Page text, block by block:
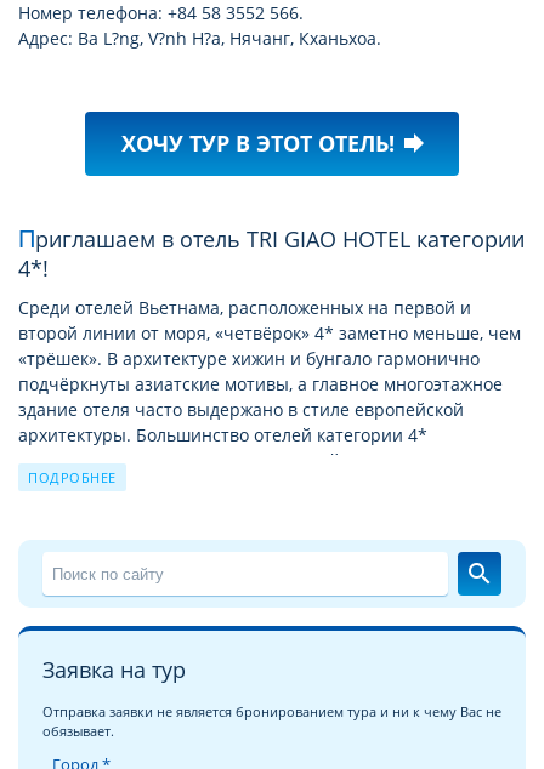
Номер телефона: +84 58 3552 566.
Адрес: Ba L?ng, V?nh H?a, Нячанг, Кханьхоа.
ХОЧУ ТУР В ЭТОТ ОТЕЛЬ! forward
Приглашаем в отель TRI GIAO HOTEL категории
4*!
Среди отелей Вьетнама, расположенных на первой и
второй линии от моря, «четвёрок» 4* заметно меньше, чем
«трёшек». В архитектуре хижин и бунгало гармонично
подчёркнуты азиатские мотивы, а главное многоэтажное
здание отеля часто выдержано в стиле европейской
архитектуры. Большинство отелей категории 4*
незначительно отличаются от отелей 5 звeзд. Практически
в каждом отеле 4* (за исключением городских) будет
зарослей бамбука. Бассейн у отеля 4* практически не
отличаются от более статусных 5*, мебель и сантехника в
номерах весьма качественная, а питание Вас порадует
обилием фруктов и морепродуктов. У отелей на первой
линии обязательно будет свой песчаный пляж с
бесплатными зонтиками и шезлонгами.
Местное меню не каждому придётся по вкусу – слишком уж
оно непривычно для туриста из России. Вьетнамцы
ПОДРОБНЕЕ
search
Заявка на тур
Отправка заявки не является бронированием тура и ни к чему Вас не
обязывает.
Город *